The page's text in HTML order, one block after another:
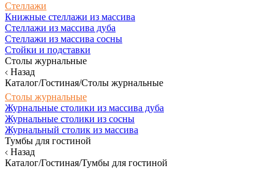
Стеллажи
Книжные стеллажи из массива
Стеллажи из массива дуба
Стеллажи из массива сосны
Стойки и подставки
Столы журнальные
Назад
Каталог/Гостиная/Столы журнальные
Столы журнальные
Журнальные столики из массива дуба
Журнальные столики из сосны
Журнальный столик из массива
Тумбы для гостиной
Назад
Каталог/Гостиная/Тумбы для гостиной